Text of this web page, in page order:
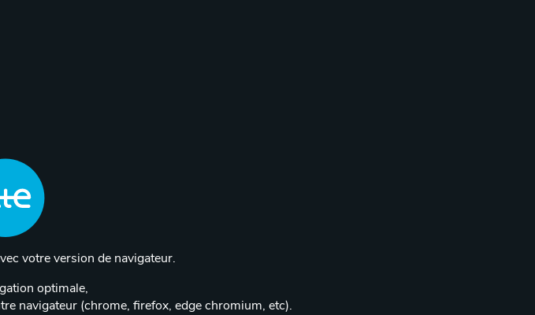
votre version de navigateur.
optimale,
navigateur (chrome, firefox, edge chromium, etc).